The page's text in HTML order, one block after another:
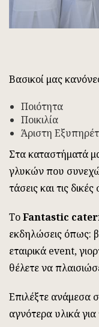
Βασικοί μας
Ποιότητα
Ποικιλία
Άριστη
Στα καταστήματά
γλυκών που
τάσεις και τις
ΤoFantastic
εκδηλώσεις όπως:
εταιρικά event,
θέλετε να
Επιλέξτε ανάμεσα
αγνότερα υλικά